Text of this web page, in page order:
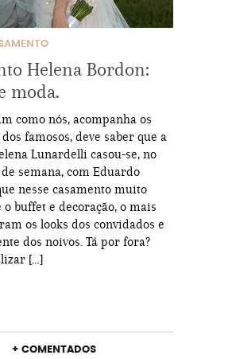
Helena Bordon:
moda.
como nós, acompanha os
famosos, deve saber que a
Lunardelli casou-se, no
semana, com Eduardo
nesse casamento muito
buffet e decoração, o mais
os looks dos convidados e
dos noivos. Tá por fora?
[…]
+ COMENTADOS